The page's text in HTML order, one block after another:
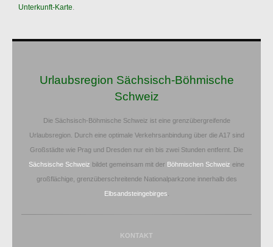
Unterkunft-Karte.
Urlaubsregion Sächsisch-Böhmische
Schweiz
Die Sächsisch-Böhmische Schweiz ist eine grenzübergreifende
Urlaubsregion. Durch eine optimale Verkehrsanbindung über die A17 sind
Großstädte wie Prag und Dresden nur ein bis zwei Stunden entfernt. Die
Sächsische Schweiz bildet gemeinsam mit der Böhmischen Schweiz eine
großflächige, grenzüberschreitende Nationalparkzone innerhalb des
Elbsandsteingebirges
KONTAKT